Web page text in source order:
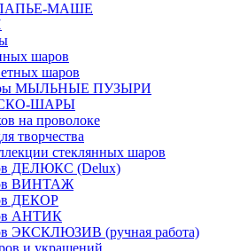
ПАПЬЕ-МАШЕ
шаров
шаров
МЫЛЬНЫЕ ПУЗЫРИ
ШАРЫ
на проволоке
творчества
стеклянных шаров
ДЕЛЮКС (Delux)
ВИНТАЖ
ДЕКОР
АНТИК
ЭКСКЛЮЗИВ (ручная работа)
и украшений